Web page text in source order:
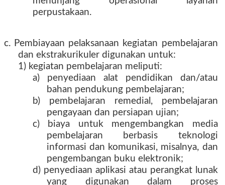
perpustakaan.
c. Pembiayaan pelaksanaan kegiatan pembelajaran
dan ekstrakurikuler digunakan untuk:
1) kegiatan pembelajaran meliputi:
a) penyediaan alat pendidikan dan/atau
bahan pendukung pembelajaran;
b) pembelajaran remedial, pembelajaran
pengayaan dan persiapan ujian;
c) biaya untuk mengembangkan media
pembelajaran berbasis teknologi
informasi dan komunikasi, misalnya, dan
pengembangan buku elektronik;
d) penyediaan aplikasi atau perangkat lunak
yang digunakan dalam proses